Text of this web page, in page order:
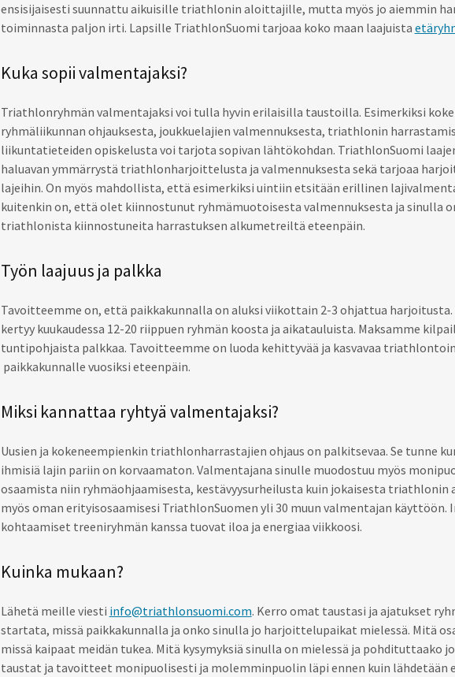
ensisijaisesti suunnattu aikuisille triathlonin aloittajille, mutta myös jo aiemmin
toiminnasta paljon irti. Lapsille TriathlonSuomi tarjoaa koko maan laajuista
Kuka sopii valmentajaksi?
Triathlonryhmän valmentajaksi voi tulla hyvin erilaisilla taustoilla. Esimerkiksi
ryhmäliikunnan ohjauksesta, joukkuelajien valmennuksesta, triathlonin
liikuntatieteiden opiskelusta voi tarjota sopivan lähtökohdan. TriathlonSuomi
haluavan ymmärrystä triathlonharjoittelusta ja valmennuksesta sekä tarjoaa
lajeihin. On myös mahdollista, että esimerkiksi uintiin etsitään erillinen
kuitenkin on, että olet kiinnostunut ryhmämuotoisesta valmennuksesta ja sinulla
triathlonista kiinnostuneita harrastuksen alkumetreiltä eteenpäin.
Työn laajuus ja palkka
Tavoitteemme on, että paikkakunnalla on aluksi viikottain 2-3 ohjattua
kertyy kuukaudessa 12-20 riippuen ryhmän koosta ja aikatauluista. Maksamme
tuntipohjaista palkkaa. Tavoitteemme on luoda kehittyvää ja kasvavaa
paikkakunnalle vuosiksi eteenpäin.
Miksi kannattaa ryhtyä valmentajaksi?
Uusien ja kokeneempienkin triathlonharrastajien ohjaus on palkitsevaa. Se tunne
ihmisiä lajin pariin on korvaamaton. Valmentajana sinulle muodostuu myös
osaamista niin ryhmäohjaamisesta, kestävyysurheilusta kuin jokaisesta triathlonin
myös oman erityisosaamisesi TriathlonSuomen yli 30 muun valmentajan käyttöön.
kohtaamiset treeniryhmän kanssa tuovat iloa ja energiaa viikkoosi.
Kuinka mukaan?
Lähetä meille viesti info@triathlonsuomi.com. Kerro omat taustasi ja ajatukset
startata, missä paikkakunnalla ja onko sinulla jo harjoittelupaikat mielessä. Mitä
missä kaipaat meidän tukea. Mitä kysymyksiä sinulla on mielessä ja pohdituttaako
taustat ja tavoitteet monipuolisesti ja molemminpuolin läpi ennen kuin lähdetään